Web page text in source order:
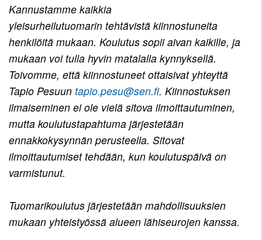
Kannustamme kaikkia
yleisurheilutuomarin tehtävistä kiinnostuneita
henkilöitä mukaan. Koulutus sopii aivan kaikille, ja
mukaan voi tulla hyvin matalalla kynnyksellä.
Toivomme, että kiinnostuneet ottaisivat yhteyttä
Tapio Pesuun tapio.pesu@sen.fi. Kiinnostuksen
ilmaiseminen ei ole vielä sitova ilmoittautuminen,
mutta koulutustapahtuma järjestetään
ennakkokysynnän perusteella. Sitovat
ilmoittautumiset tehdään, kun koulutuspäivä on
varmistunut.
Tuomarikoulutus järjestetään mahdollisuuksien
mukaan yhteistyössä alueen lähiseurojen kanssa.